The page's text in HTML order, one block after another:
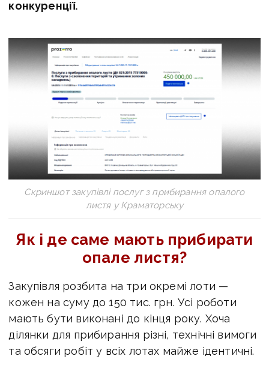
конкуренції.
Скриншот закупівлі послуг з прибирання опалого
листя у Краматорську
Як і де саме мають прибирати
опале листя?
Закупівля розбита на три окремі лоти —
кожен на суму до 150 тис. грн. Усі роботи
мають бути виконані до кінця року. Хоча
ділянки для прибирання різні, технічні вимоги
та обсяги робіт у всіх лотах майже ідентичні.